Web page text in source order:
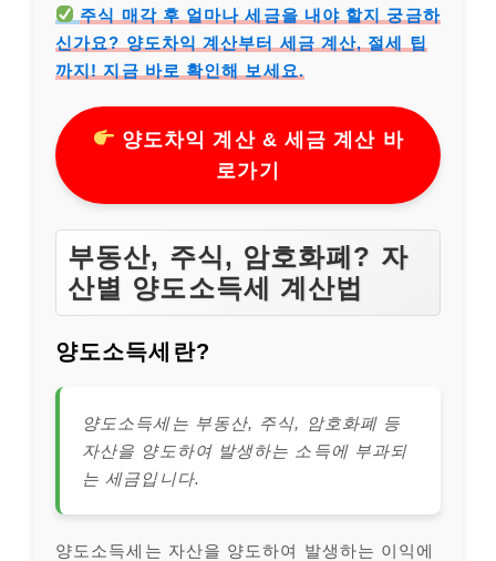
주식 매각 후 얼마나 세금을 내야 할지 궁금하
신가요? 양도차익 계산부터 세금 계산, 절세 팁
까지! 지금 바로 확인해 보세요.
양도차익 계산 & 세금 계산 바
로가기
부동산, 주식, 암호화폐? 자
산별 양도소득세 계산법
양도소득세란?
양도소득세는 부동산, 주식, 암호화폐 등
자산을 양도하여 발생하는 소득에 부과되
는 세금입니다.
양도소득세는 자산을 양도하여 발생하는 이익에